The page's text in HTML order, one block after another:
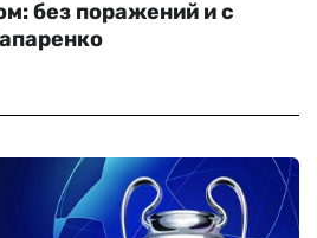
без поражений и с